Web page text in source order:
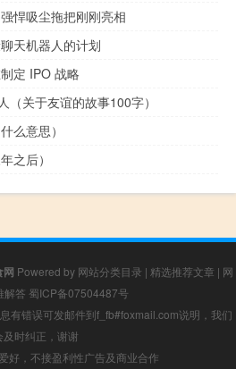
悍吸尘拖把刚刚亮相
天机器人的计划
定 IPO 战略
（关于友谊的故事100字）
么意思）
之后）
网 Powered by 网站分类目录 | 精选推荐文章 | 网
解答 蜀ICP备07504487号
有错误可发邮件到f_fb#foxmail.com说明，我们
及时纠正，谢谢
好，不接盈利性广告及商业合作